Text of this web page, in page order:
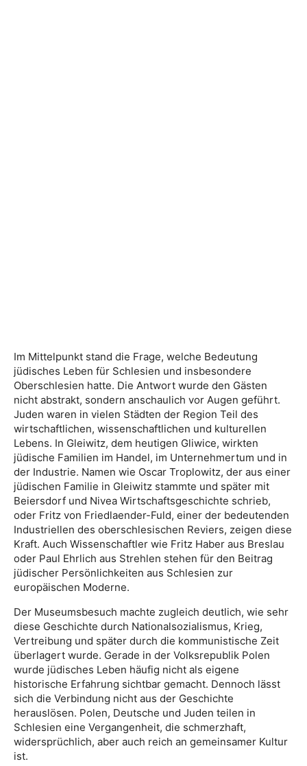
Im Mittelpunkt stand die Frage, welche Bedeutung
jüdisches Leben für Schlesien und insbesondere
Oberschlesien hatte. Die Antwort wurde den Gästen
nicht abstrakt, sondern anschaulich vor Augen geführt.
Juden waren in vielen Städten der Region Teil des
wirtschaftlichen, wissenschaftlichen und kulturellen
Lebens. In Gleiwitz, dem heutigen Gliwice, wirkten
jüdische Familien im Handel, im Unternehmertum und in
der Industrie. Namen wie Oscar Troplowitz, der aus einer
jüdischen Familie in Gleiwitz stammte und später mit
Beiersdorf und Nivea Wirtschaftsgeschichte schrieb,
oder Fritz von Friedlaender-Fuld, einer der bedeutenden
Industriellen des oberschlesischen Reviers, zeigen diese
Kraft. Auch Wissenschaftler wie Fritz Haber aus Breslau
oder Paul Ehrlich aus Strehlen stehen für den Beitrag
jüdischer Persönlichkeiten aus Schlesien zur
europäischen Moderne.
Der Museumsbesuch machte zugleich deutlich, wie sehr
diese Geschichte durch Nationalsozialismus, Krieg,
Vertreibung und später durch die kommunistische Zeit
überlagert wurde. Gerade in der Volksrepublik Polen
wurde jüdisches Leben häufig nicht als eigene
historische Erfahrung sichtbar gemacht. Dennoch lässt
sich die Verbindung nicht aus der Geschichte
herauslösen. Polen, Deutsche und Juden teilen in
Schlesien eine Vergangenheit, die schmerzhaft,
widersprüchlich, aber auch reich an gemeinsamer Kultur
ist.